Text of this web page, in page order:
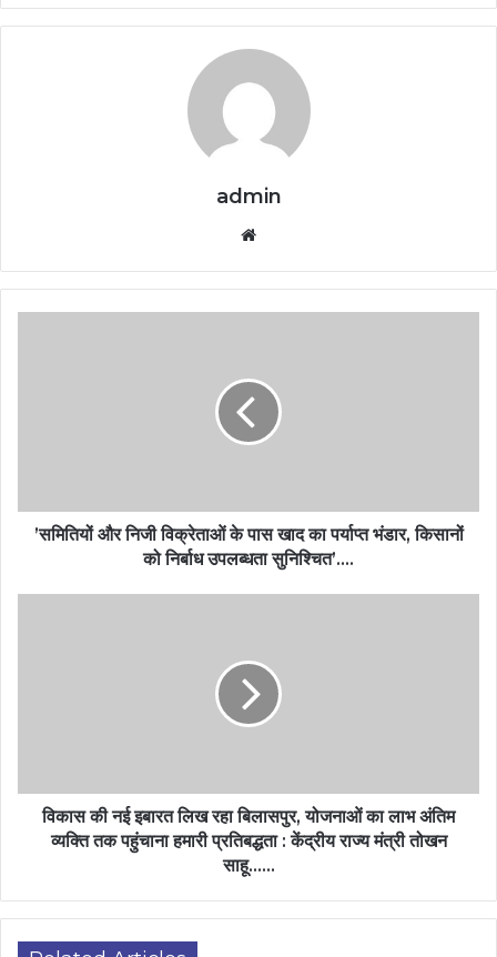
admin
’समितियों और निजी विक्रेताओं के पास खाद का पर्याप्त भंडार, किसानों
को निर्बाध उपलब्धता सुनिश्चित’….
विकास की नई इबारत लिख रहा बिलासपुर, योजनाओं का लाभ अंतिम
व्यक्ति तक पहुंचाना हमारी प्रतिबद्धता : केंद्रीय राज्य मंत्री तोखन
साहू……